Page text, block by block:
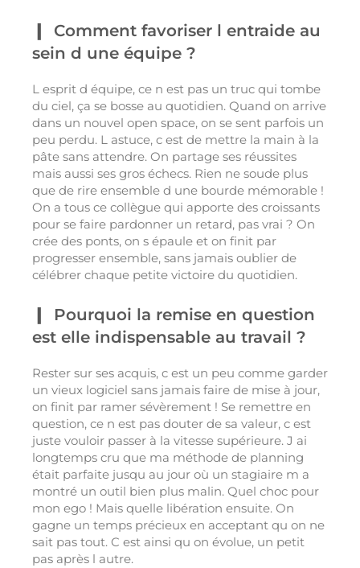
Comment favoriser l entraide au
sein d une équipe ?
L esprit d équipe, ce n est pas un truc qui tombe
du ciel, ça se bosse au quotidien. Quand on arrive
dans un nouvel open space, on se sent parfois un
peu perdu. L astuce, c est de mettre la main à la
pâte sans attendre. On partage ses réussites
mais aussi ses gros échecs. Rien ne soude plus
que de rire ensemble d une bourde mémorable !
On a tous ce collègue qui apporte des croissants
pour se faire pardonner un retard, pas vrai ? On
crée des ponts, on s épaule et on finit par
progresser ensemble, sans jamais oublier de
célébrer chaque petite victoire du quotidien.
Pourquoi la remise en question
est elle indispensable au travail ?
Rester sur ses acquis, c est un peu comme garder
un vieux logiciel sans jamais faire de mise à jour,
on finit par ramer sévèrement ! Se remettre en
question, ce n est pas douter de sa valeur, c est
juste vouloir passer à la vitesse supérieure. J ai
longtemps cru que ma méthode de planning
était parfaite jusqu au jour où un stagiaire m a
montré un outil bien plus malin. Quel choc pour
mon ego ! Mais quelle libération ensuite. On
gagne un temps précieux en acceptant qu on ne
sait pas tout. C est ainsi qu on évolue, un petit
pas après l autre.